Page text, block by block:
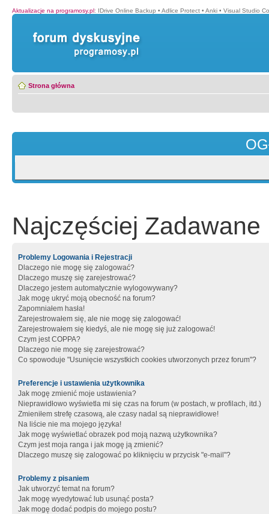
Aktualizacje na programosy.pl: IDrive Online Backup • Adlice Protect • Anki • Visual Studio
Strona główna
Najczęściej Zadawane
Problemy Logowania i Rejestracji
Dlaczego nie mogę się zalogować?
Dlaczego muszę się zarejestrować?
Dlaczego jestem automatycznie wylogowywany?
Jak mogę ukryć moją obecność na forum?
Zapomniałem hasła!
Zarejestrowałem się, ale nie mogę się zalogować!
Zarejestrowałem się kiedyś, ale nie mogę się już zalogować!
Czym jest COPPA?
Dlaczego nie mogę się zarejestrować?
Co spowoduje "Usunięcie wszystkich cookies utworzonych przez forum"?
Preferencje i ustawienia użytkownika
Jak mogę zmienić moje ustawienia?
Nieprawidłowo wyświetla mi się czas na forum (w postach, w profilach, itd.)
Zmieniłem strefę czasową, ale czasy nadal są nieprawidłowe!
Na liście nie ma mojego języka!
Jak mogę wyświetlać obrazek pod moją nazwą użytkownika?
Czym jest moja ranga i jak mogę ją zmienić?
Dlaczego muszę się zalogować po kliknięciu w przycisk "e-mail"?
Problemy z pisaniem
Jak utworzyć temat na forum?
Jak mogę wyedytować lub usunąć posta?
Jak mogę dodać podpis do mojego postu?